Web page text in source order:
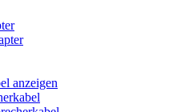
anzeigen